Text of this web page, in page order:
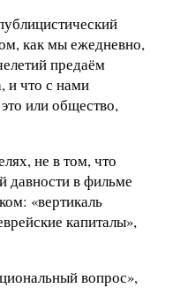
как мы ежедневно,
предаём
и что с нами
или общество,
не в том, что
давности в фильме
«вертикаль
капиталы»,
вопрос»,